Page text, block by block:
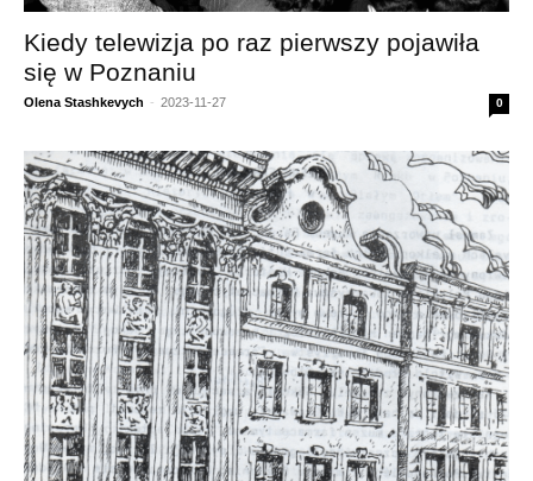
Kiedy telewizja po raz pierwszy pojawiła
się w Poznaniu
Olena Stashkevych - 2023-11-27 0